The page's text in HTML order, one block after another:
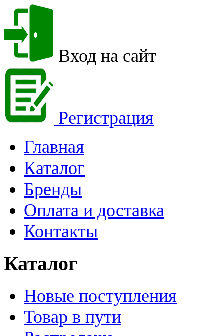
Вход на сайт
Регистрация
Главная
Каталог
Бренды
Оплата и доставка
Контакты
Каталог
Новые поступления
Товар в пути